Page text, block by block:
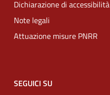
Dichiarazione di accessibilità
Note legali
Attuazione misure PNRR
SEGUICI SU